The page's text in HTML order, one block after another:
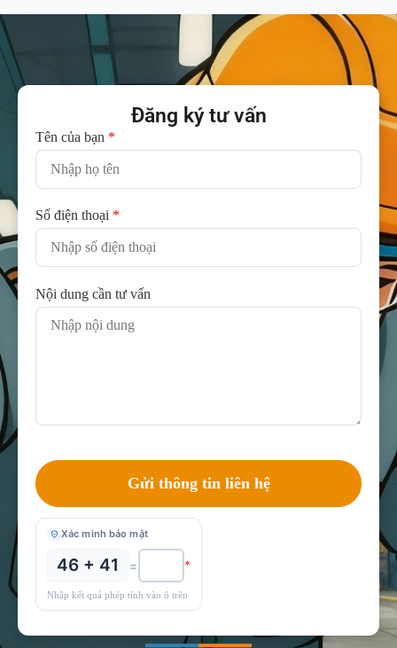
Đăng ký tư vấn
Tên của bạn *
Số điện thoại *
Nội dung cần tư vấn
Xác minh bảo mật
46 + 41 = *
Nhập kết quả phép tính vào ô trên